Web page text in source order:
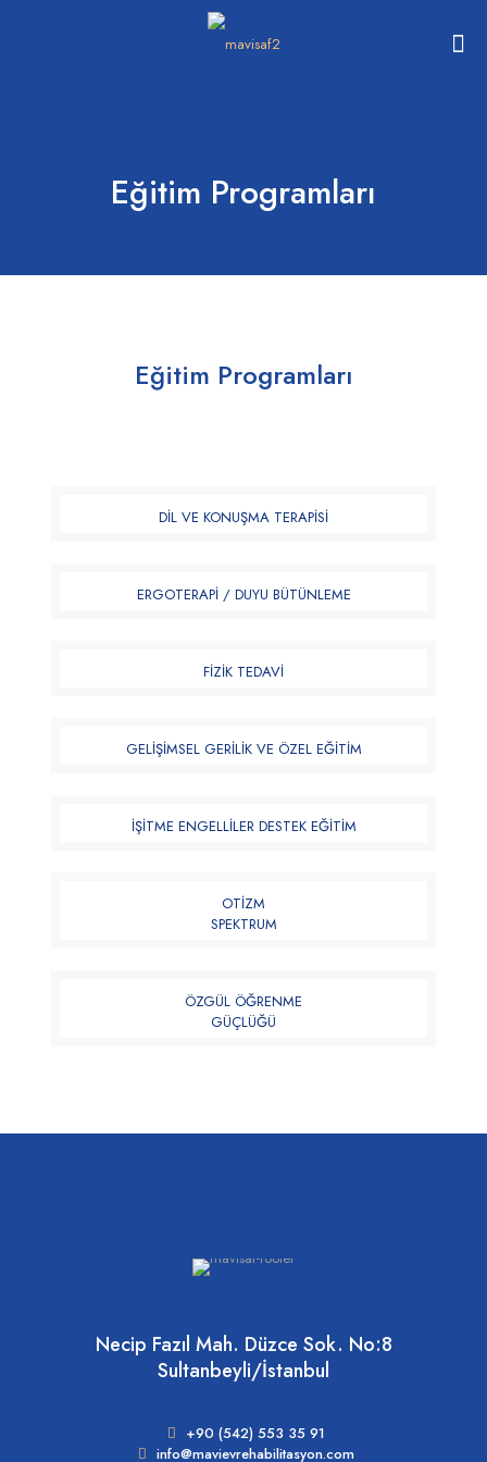
Eğitim Programları
Eğitim Programları
DİL VE KONUŞMA TERAPİSİ​
ERGOTERAPİ / DUYU BÜTÜNLEME​
FİZİK TEDAVİ​
GELİŞİMSEL GERİLİK VE ÖZEL EĞİTİM​
İŞİTME ENGELLİLER DESTEK EĞİTİM​
OTİZM
SPEKTRUM​
ÖZGÜL ÖĞRENME
GÜÇLÜĞÜ
Necip Fazıl Mah. Düzce Sok. No:8
Sultanbeyli/İstanbul
+90 (542) 553 35 91
info@mavievrehabilitasyon.com